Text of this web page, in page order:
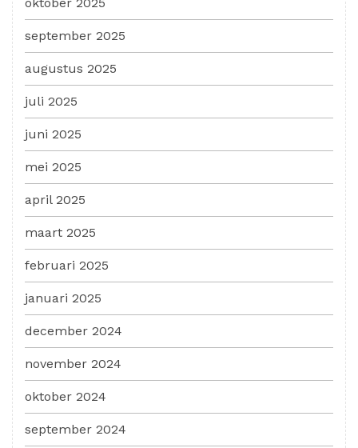
september 2025
augustus 2025
juli 2025
juni 2025
mei 2025
april 2025
maart 2025
februari 2025
januari 2025
december 2024
november 2024
oktober 2024
september 2024